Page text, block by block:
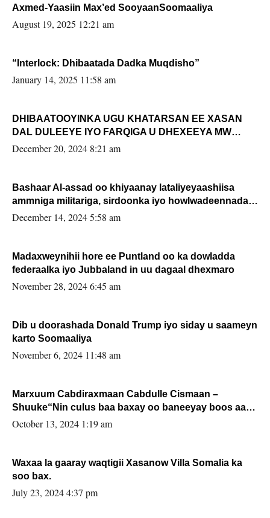
Axmed-Yaasiin Max’ed SooyaanSoomaaliya
August 19, 2025 12:21 am
“Interlock: Dhibaatada Dadka Muqdisho”
January 14, 2025 11:58 am
DHIBAATOOYINKA UGU KHATARSAN EE XASAN
DAL DULEEYE IYO FARQIGA U DHEXEEYA MW
FARMAAJO BAL ISU DHAGEYSTA?
December 20, 2024 8:21 am
Bashaar Al-assad oo khiyaanay lataliyeyaashiisa
ammniga militariga, sirdoonka iyo howlwadeennada
xafiiskiisa
December 14, 2024 5:58 am
Madaxweynihii hore ee Puntland oo ka dowladda
federaalka iyo Jubbaland in uu dagaal dhexmaro
November 28, 2024 6:45 am
Dib u doorashada Donald Trump iyo siday u saameyn
karto Soomaaliya
November 6, 2024 11:48 am
Marxuum Cabdiraxmaan Cabdulle Cismaan –
Shuuke“Nin culus baa baxay oo baneeyay boos aan
la buuxin Karin”.
October 13, 2024 1:19 am
Waxaa la gaaray waqtigii Xasanow Villa Somalia ka
soo bax.
July 23, 2024 4:37 pm